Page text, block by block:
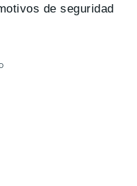
de seguridad